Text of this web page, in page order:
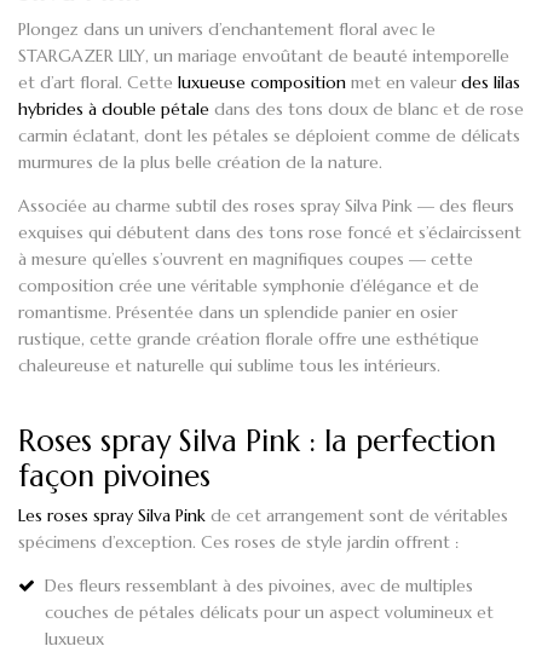
Plongez dans un univers d’enchantement floral avec le
STARGAZER LILY, un mariage envoûtant de beauté intemporelle
et d’art floral. Cette luxueuse composition met en valeurdes lilas
hybrides à double pétale dans des tons doux de blanc et de rose
carmin éclatant, dont les pétales se déploient comme de délicats
murmures de la plus belle création de la nature.
Associée au charme subtil des roses spray Silva Pink — des fleurs
exquises qui débutent dans des tons rose foncé et s’éclaircissent
à mesure qu’elles s’ouvrent en magnifiques coupes — cette
composition crée une véritable symphonie d’élégance et de
romantisme. Présentée dans un splendide panier en osier
rustique, cette grande création florale offre une esthétique
chaleureuse et naturelle qui sublime tous les intérieurs.
Roses spray Silva Pink : la perfection
façon pivoines
Les roses spray Silva Pink de cet arrangement sont de véritables
spécimens d’exception. Ces roses de style jardin offrent :
Des fleurs ressemblant à des pivoines, avec de multiples
couches de pétales délicats pour un aspect volumineux et
luxueux